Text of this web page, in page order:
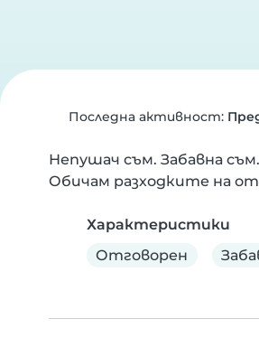
Последна активност:
Непушач съм. Забавна
Обичам разходките на
Характеристики
Отговорен